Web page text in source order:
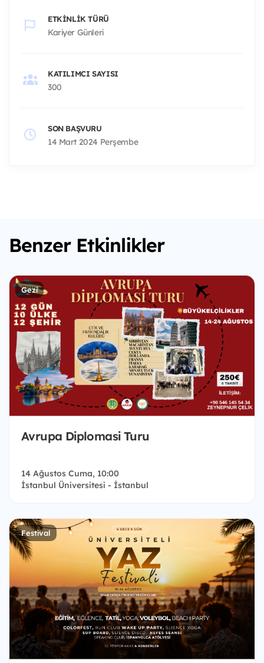
ETKINLIK TÜRÜ
Kariyer Günleri
KATILIMCI SAYISI
300
SON BAŞVURU
14 Mart 2024 Perşembe
Benzer Etkinlikler
Gezi
Avrupa Diplomasi Turu
14 Ağustos Cuma, 10:00
İstanbul Üniversitesi - İstanbul
Festival